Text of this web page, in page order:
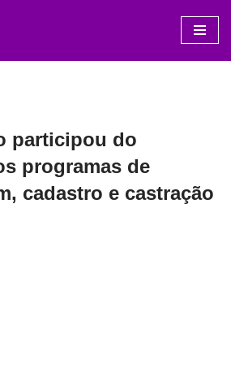
participou do
programas de
cadastro e castração